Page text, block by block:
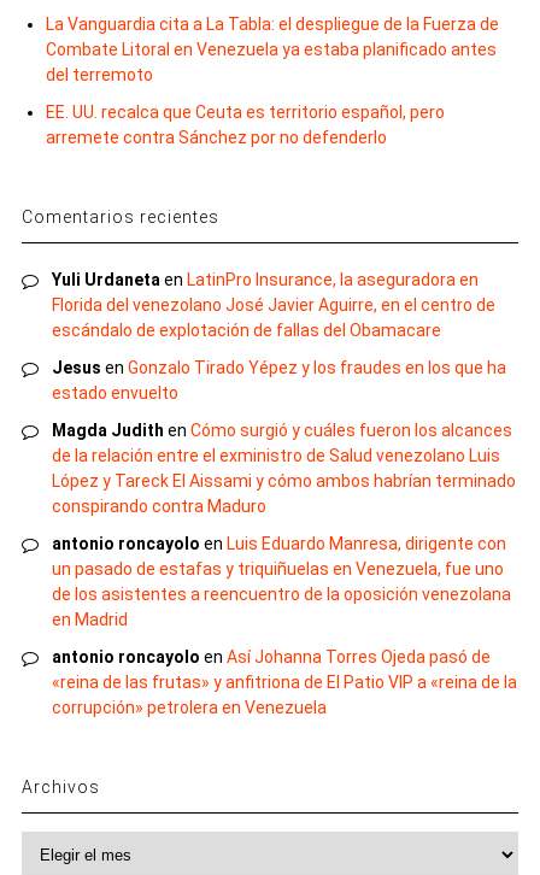
La Vanguardia cita a La Tabla: el despliegue de la Fuerza de
Combate Litoral en Venezuela ya estaba planificado antes
del terremoto
EE. UU. recalca que Ceuta es territorio español, pero
arremete contra Sánchez por no defenderlo
Comentarios recientes
Yuli Urdaneta en LatinPro Insurance, la aseguradora en
Florida del venezolano José Javier Aguirre, en el centro de
escándalo de explotación de fallas del Obamacare
Jesus en Gonzalo Tirado Yépez y los fraudes en los que ha
estado envuelto
Magda Judith en Cómo surgió y cuáles fueron los alcances
de la relación entre el exministro de Salud venezolano Luis
López y Tareck El Aissami y cómo ambos habrían terminado
conspirando contra Maduro
antonio roncayolo en Luis Eduardo Manresa, dirigente con
un pasado de estafas y triquiñuelas en Venezuela, fue uno
de los asistentes a reencuentro de la oposición venezolana
en Madrid
antonio roncayolo en Así Johanna Torres Ojeda pasó de
«reina de las frutas» y anfitriona de El Patio VIP a «reina de la
corrupción» petrolera en Venezuela
Archivos